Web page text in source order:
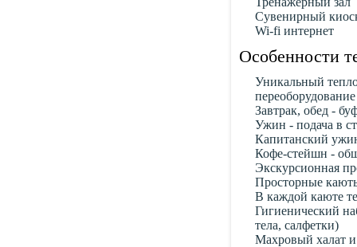
Сувенирный
Wi-fi интернет
Особенности
Уникальный
Завтрак, обед -
Ужин - подача в
Капитанский
Кофе-стейшн -
Экскурсионная
Просторные
В каждой каюте
Гигиенический
тела, салфетки)
Махровый халат